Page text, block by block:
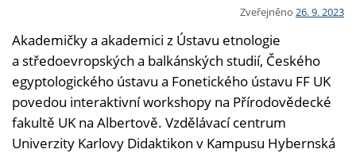
Zveřejněno 26. 9. 2023
Akademičky a akademici z Ústavu etnologie
a středoevropských a balkánských studií, Českého
egyptologického ústavu a Fonetického ústavu FF UK
povedou interaktivní workshopy na Přírodovědecké
fakultě UK na Albertově. Vzdělávací centrum
Univerzity Karlovy Didaktikon v Kampusu Hybernská